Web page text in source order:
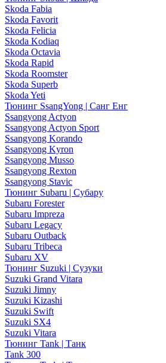
Skoda Fabia
Skoda Favorit
Skoda Felicia
Skoda Kodiaq
Skoda Octavia
Skoda Rapid
Skoda Roomster
Skoda Superb
Skoda Yeti
Тюнинг SsangYong | Санг Енг
Ssangyong Actyon
Ssangyong Actyon Sport
Ssangyong Korando
Ssangyong Kyron
Ssangyong Musso
Ssangyong Rexton
Ssangyong Stavic
Тюнинг Subaru | Субару
Subaru Forester
Subaru Impreza
Subaru Legacy
Subaru Outback
Subaru Tribeca
Subaru XV
Тюнинг Suzuki | Сузуки
Suzuki Grand Vitara
Suzuki Jimny
Suzuki Kizashi
Suzuki Swift
Suzuki SX4
Suzuki Vitara
Тюнинг Tank | Танк
Tank 300